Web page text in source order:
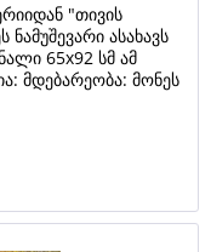
"თივის
ასახავს
65x92 სმ ამ
მდებარეობა: მონეს